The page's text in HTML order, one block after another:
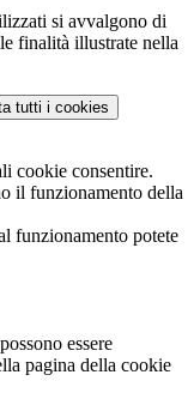
si avvalgono di
finalità illustrate nella
tutti i cookies
cookie consentire.
il funzionamento della
funzionamento potete
essere
pagina della cookie